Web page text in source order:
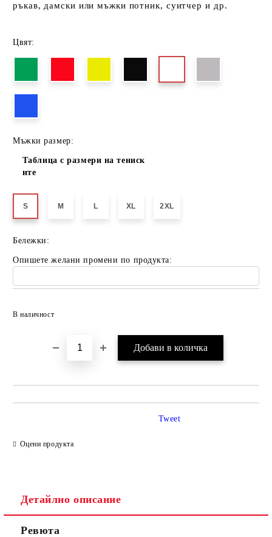
ръкав, дамски или мъжки потник, суитчер и др.
Цвят:
Мъжки размер:
Таблица с размери на тениск
ите
S M L XL 2XL
Бележки:
Опишете желани промени по продукта:
В наличност
Оцени продукта
Tweet
Детайлно описание
Ревюта